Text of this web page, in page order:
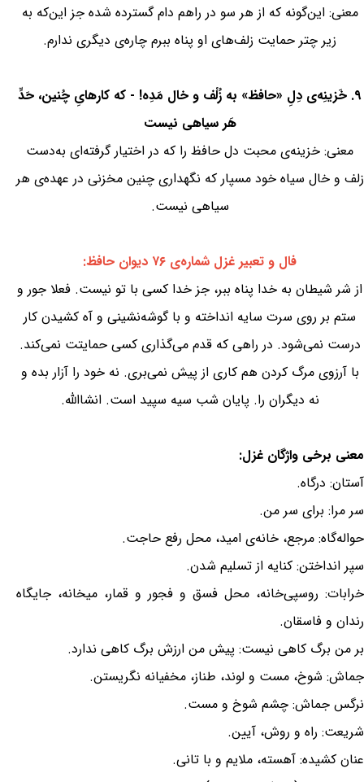
معنی: این‌گونه که از هر سو در راهم دام گسترده شده جز این‌که به
زیر چتر حمایت زلف‌های او پناه ببرم چاره‌ی دیگری ندارم.
۹. خَزینِه‌ی دِلِ «حافظ» به زُلْف و خال مَدِه! - که کارهایِ چُنین، حَدِّ
هَر سیاهی نیست
معنی: خزینه‌ی محبت دل حافظ را که در اختیار گرفته‌ای به‌دست
زلف و خال سیاه خود مسپار که نگهداری چنین مخزنی در عهده‌ی هر
سیاهی نیست.
فال و تعبیر غزل شماره‌ی ۷۶ دیوان حافظ:
از شر شیطان به خدا پناه ببر، جز خدا کسی با تو نیست. فعلا جور و
ستم بر روی سرت سایه انداخته و با گوشه‌نشینی و آه کشیدن کار
درست نمی‌شود. در راهی که قدم می‌گذاری کسی حمایتت نمی‌کند.
با آرزوی مرگ کردن هم کاری از پیش نمی‌بری. نه خود را آزار بده و
نه دیگران را. پایان شب سیه سپید است. انشاالله.
معنی برخی واژگان غزل:
آستان: درگاه.
سر مرا: برای سر من.
حواله‌گاه: مرجع، خانه‌ی امید، محل رفع حاجت.
سپر انداختن: کنایه از تسلیم شدن.
خرابات: روسپی‌خانه، محل فسق و فجور و قمار، میخانه، جایگاه
رندان و فاسقان.
بر من برگ کاهی نیست: پیش من ارزش برگ کاهی ندارد.
جماش: شوخ، مست و لوند، طناز، مخفیانه نگریستن.
نرگس جماش: چشم شوخ و مست.
شریعت: راه و روش، آیین.
عنان کشیده: آهسته، ملایم و با تانی.